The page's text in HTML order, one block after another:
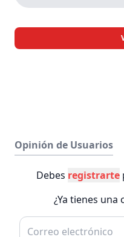
Opinión de Usuarios
Debes registrarte
¿Ya tienes una